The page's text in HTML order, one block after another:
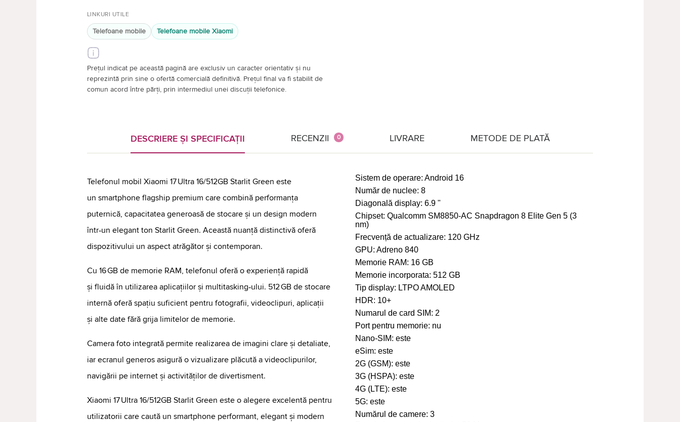
LINKURI UTILE
Telefoane mobile Telefoane mobile Xiaomi
Prețul indicat pe această pagină are exclusiv un caracter orientativ și nu
reprezintă prin sine o ofertă comercială definitivă. Prețul final va fi stabilit de
comun acord între părți, prin intermediul unei discuții telefonice.
DESCRIERE ȘI SPECIFICAȚII RECENZII 0 LIVRARE METODE DE PLATĂ
Telefonul mobil Xiaomi 17 Ultra 16/512GB Starlit Green este
un smartphone flagship premium care combină performanța
puternică, capacitatea generoasă de stocare și un design modern
într‑un elegant ton Starlit Green. Această nuanță distinctivă oferă
dispozitivului un aspect atrăgător și contemporan.
Cu 16 GB de memorie RAM, telefonul oferă o experiență rapidă
și fluidă în utilizarea aplicațiilor și multitasking‑ului. 512 GB de stocare
internă oferă spațiu suficient pentru fotografii, videoclipuri, aplicații
și alte date fără grija limitelor de memorie.
Camera foto integrată permite realizarea de imagini clare și detaliate,
iar ecranul generos asigură o vizualizare plăcută a videoclipurilor,
navigării pe internet și activităților de divertisment.
Xiaomi 17 Ultra 16/512GB Starlit Green este o alegere excelentă pentru
utilizatorii care caută un smartphone performant, elegant și modern
Sistem de operare: Android 16
Număr de nuclee: 8
Diagonală display: 6.9 "
Chipset: Qualcomm SM8850-AC Snapdragon 8 Elite Gen 5 (3
nm)
Frecvență de actualizare: 120 GHz
GPU: Adreno 840
Memorie RAM: 16 GB
Memorie incorporata: 512 GB
Tip display: LTPO AMOLED
HDR: 10+
Numarul de card SIM: 2
Port pentru memorie: nu
Nano-SIM: este
eSim: este
2G (GSM): este
3G (HSPA): este
4G (LTE): este
5G: este
Numărul de camere: 3